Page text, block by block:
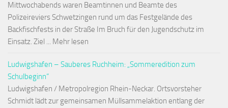
Mittwochabends waren Beamtinnen und Beamte des
Polizeireviers Schwetzingen rund um das Festgelände des
Backfischfests in der Straße Im Bruch für den Jugendschutz im
Einsatz. Ziel ... Mehr lesen
Ludwigshafen – Sauberes Ruchheim: „Sommeredition zum
Schulbeginn“
Ludwigshafen / Metropolregion Rhein-Neckar. Ortsvorsteher
Schmidt lädt zur gemeinsamen Müllsammelaktion entlang der